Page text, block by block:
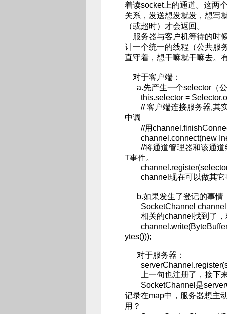
着读socket上的通道。这两
关系，发送想发就发，想写
（或超时）才会返回。
服务器与客户机等待的时
计一个统一的线程（公共服
直守着，想干嘛就干嘛去。
对于客户端：
a.先产生一个selector（公
this.selector =
// 客户端连接服务器,其实
中调
//用
channel.connect(new
//将通道管理器和该通道
T事件。
channel.register(selector,
channel现在可以做其它
b.如果发生了登记的事情
SocketChannel channel
相关的channel找到了，
ytes()));
对于服务器：
上一句也注册了，接下来
SocketChannel是
记录在map中，服务器想主
用？